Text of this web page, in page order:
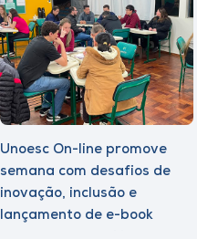
Unoesc On-line promove
semana com desafios de
inovação, inclusão e
lançamento de e-book